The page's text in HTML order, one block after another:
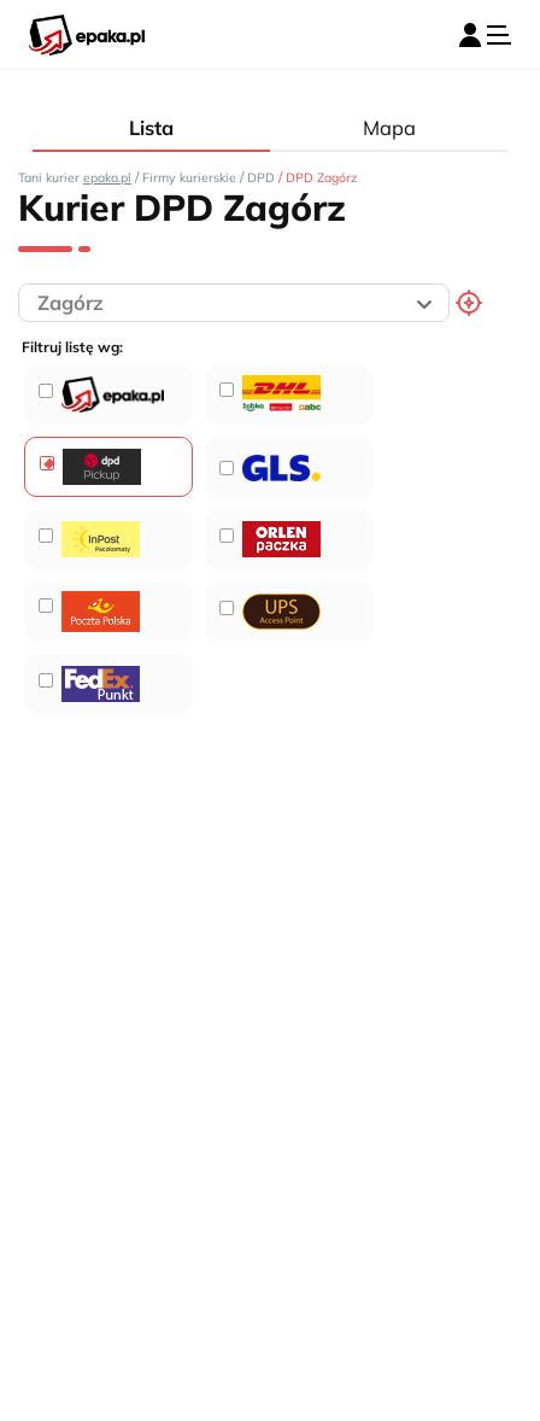
Lista Mapa
Tani kurier epaka.pl / Firmy kurierskie / DPD / DPD Zagórz
Kurier DPD Zagórz
Filtruj listę wg: